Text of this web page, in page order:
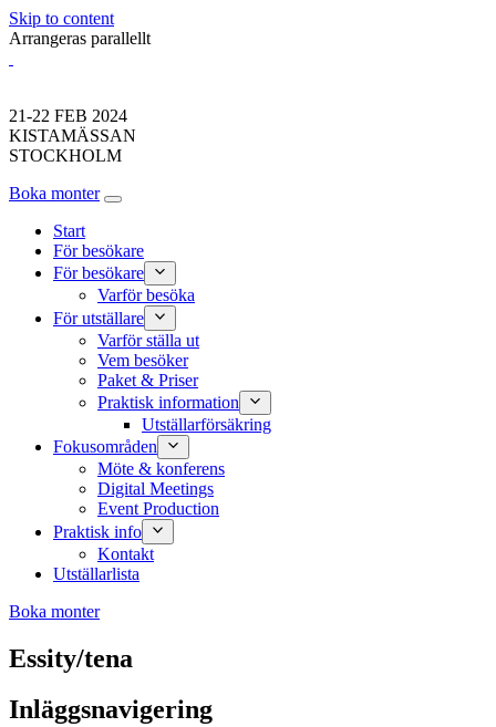
Skip to content
Arrangeras parallellt
21-22 FEB 2024
KISTAMÄSSAN
STOCKHOLM
Boka monter
Start
För besökare
För besökare
Varför besöka
För utställare
Varför ställa ut
Vem besöker
Paket & Priser
Praktisk information
Utställarförsäkring
Fokusområden
Möte & konferens
Digital Meetings
Event Production
Praktisk info
Kontakt
Utställarlista
Boka monter
Essity/tena
Inläggsnavigering